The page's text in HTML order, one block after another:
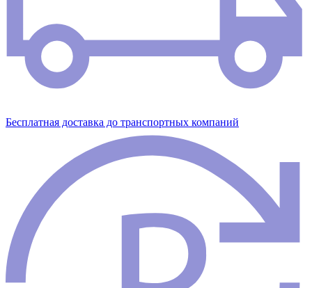
Бесплатная доставка до транспортных компаний